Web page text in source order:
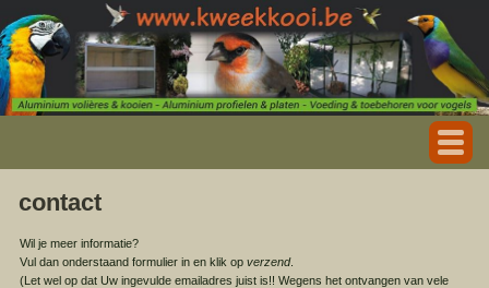
contact
Wil je meer informatie?
Vul dan onderstaand formulier in en klik op verzend.
(Let wel op dat Uw ingevulde emailadres juist is!! Wegens het ontvangen van vele